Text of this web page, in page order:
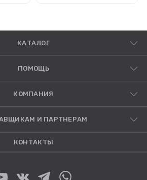
КАТАЛОГ
ПОМОЩЬ
КОМПАНИЯ
И ПАРТНЕРАМ
КОНТАКТЫ